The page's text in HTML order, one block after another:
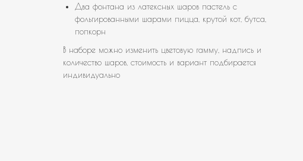
Два фонтана из латексных шаров пастель с
фольгированными шарами пицца, крутой кот, бутса,
попкорн
В наборе можно изменить цветовую гамму, надпись и
количество шаров, стоимость и вариант подбирается
индивидуально